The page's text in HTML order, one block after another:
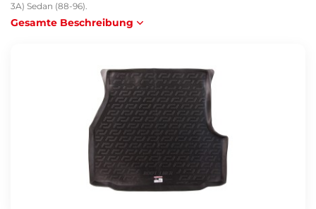
3A) Sedan (88-96).
Gesamte Beschreibung